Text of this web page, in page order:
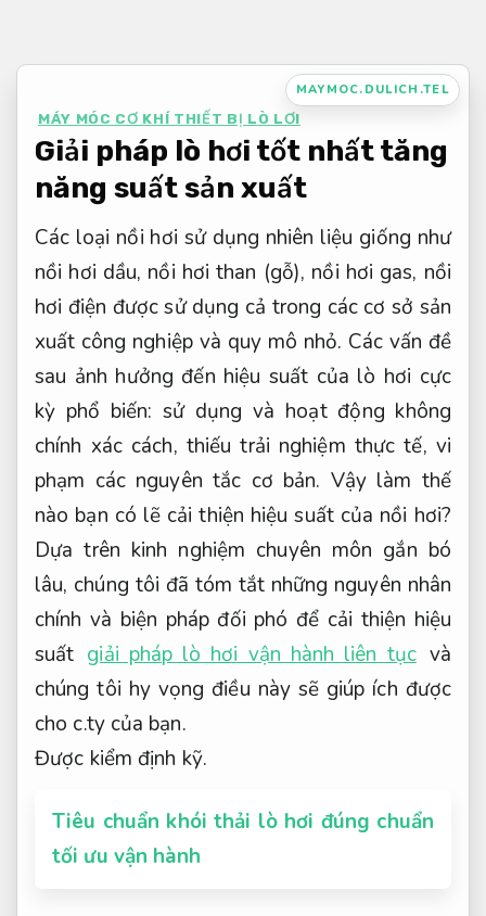
dung
MAYMOC.DULICH.TEL
MÁY MÓC CƠ KHÍ THIẾT BỊ LÒ LƠI
Giải pháp lò hơi tốt nhất tăng
năng suất sản xuất
Các loại nồi hơi sử dụng nhiên liệu giống như
nồi hơi dầu, nồi hơi than (gỗ), nồi hơi gas, nồi
hơi điện được sử dụng cả trong các cơ sở sản
xuất công nghiệp và quy mô nhỏ. Các vấn đề
sau ảnh hưởng đến hiệu suất của lò hơi cực
kỳ phổ biến: sử dụng và hoạt động không
chính xác cách, thiếu trải nghiệm thực tế, vi
phạm các nguyên tắc cơ bản. Vậy làm thế
nào bạn có lẽ cải thiện hiệu suất của nồi hơi?
Dựa trên kinh nghiệm chuyên môn gắn bó
lâu, chúng tôi đã tóm tắt những nguyên nhân
chính và biện pháp đối phó để cải thiện hiệu
suất giải pháp lò hơi vận hành liên tục và
chúng tôi hy vọng điều này sẽ giúp ích được
cho c.ty của bạn.
Được kiểm định kỹ.
Tiêu chuẩn khói thải lò hơi đúng chuẩn
tối ưu vận hành